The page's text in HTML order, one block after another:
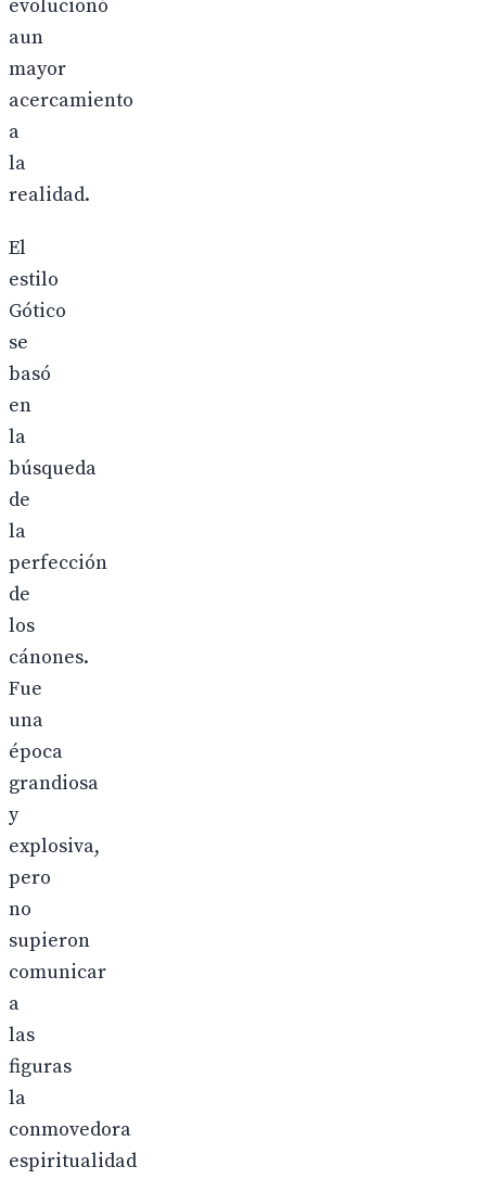
evolucionó
aun
mayor
acercamiento
a
la
realidad.
El
estilo
Gótico
se
basó
en
la
búsqueda
de
la
perfección
de
los
cánones.
Fue
una
época
grandiosa
y
explosiva,
pero
no
supieron
comunicar
a
las
figuras
la
conmovedora
espiritualidad